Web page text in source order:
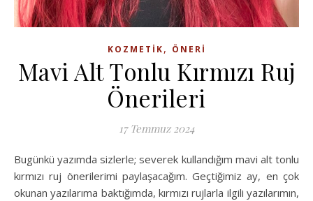
KOZMETIK, ÖNERI
Mavi Alt Tonlu Kırmızı Ruj
Önerileri
17 Temmuz 2024
Bugünkü yazımda sizlerle; severek kullandığım mavi alt tonlu
kırmızı ruj önerilerimi paylaşacağım. Geçtiğimiz ay, en çok
okunan yazılarıma baktığımda, kırmızı rujlarla ilgili yazılarımın,